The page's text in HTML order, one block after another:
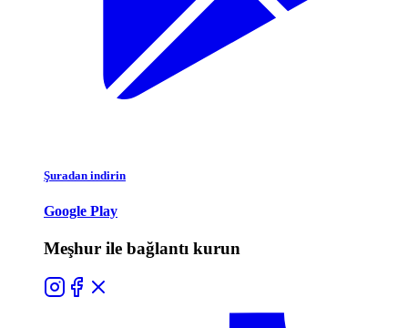
Şuradan indirin
Google Play
Meşhur ile bağlantı kurun